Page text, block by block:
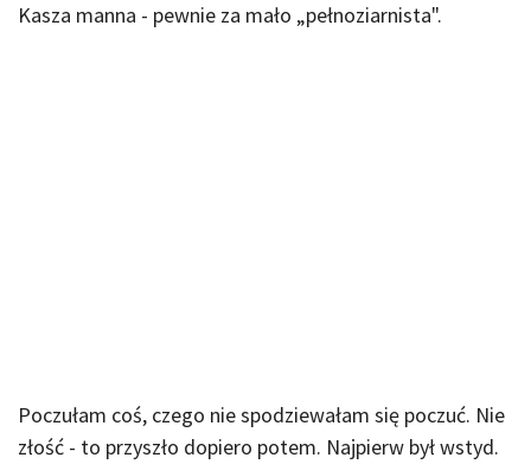
Kasza manna - pewnie za mało „pełnoziarnista".
Poczułam coś, czego nie spodziewałam się poczuć. Nie
złość - to przyszło dopiero potem. Najpierw był wstyd.